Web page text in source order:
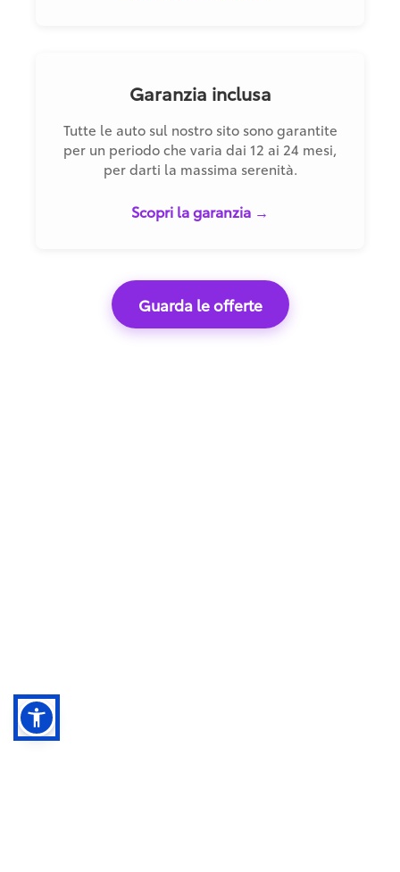
Garanzia inclusa
Tutte le auto sul nostro sito sono garantite
per un periodo che varia dai 12 ai 24 mesi,
per darti la massima serenità.
Scopri la garanzia →
Guarda le offerte